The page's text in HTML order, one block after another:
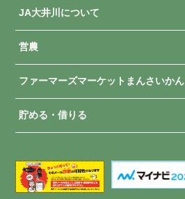
JA大井川について
営農
ファーマーズマーケットまんさいかん
貯める・借りる